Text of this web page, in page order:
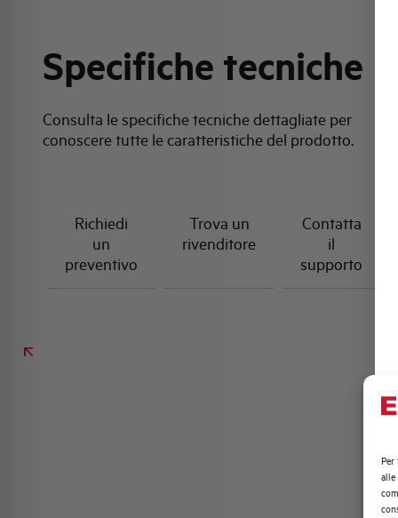
Per
alle
Specifiche tecniche
Consulta le specifiche tecniche dettagliate per
conoscere tutte le caratteristiche del prodotto.
Richiedi
un
preventivo
Trova un
rivenditore
Contatta
il
supporto